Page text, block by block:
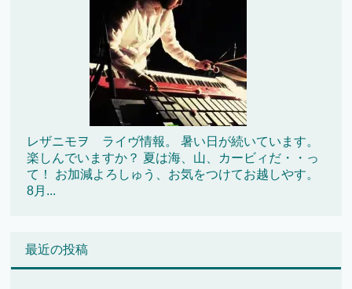
レザニモヲ ライヴ情報。 暑い日が続いています。
楽しんでいますか？ 夏は海、山、カービィだ・・っ
て！ お加減よろしゅう、お気をつけてお越しやす。
8月...
最近の投稿